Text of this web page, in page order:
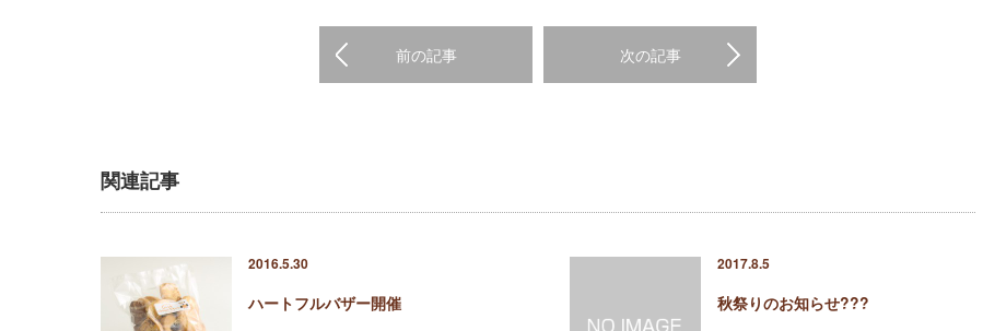
前の記事 次の記事
関連記事
2016.5.30
ハートフルバザー開催
2017.8.5
秋祭りのお知らせ???